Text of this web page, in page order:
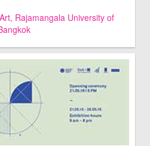
Rajamangala University of